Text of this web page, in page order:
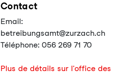
Contact
Email:
betreibungsamt@zurzach.ch
Téléphone: 056 269 71 70
Plus de détails sur l'office des